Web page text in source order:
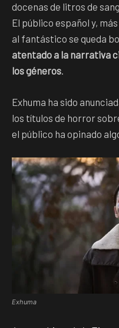
docenas de litros de
El público español y,
al fantástico se queda
atentado a la narrativa
los géneros.
Exhuma ha sido
los títulos de horror
el público ha opinado
Exhuma